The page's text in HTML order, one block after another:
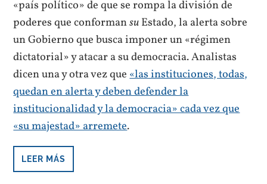
«país político» de que se rompa la división de
poderes que conformansuEstado, la alerta sobre
un Gobierno que busca imponer un «régimen
dictatorial» y atacar a su democracia. Analistas
dicen una y otra vez que«las instituciones, todas,
quedan en alerta y deben defender la
institucionalidad y la democracia» cada vez que
«su majestad» arremete.
LEER MÁS